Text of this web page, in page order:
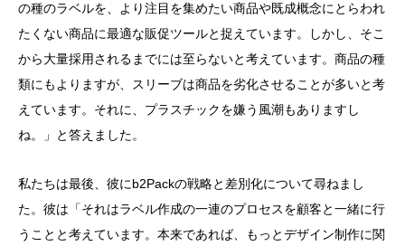
の種のラベルを、より注目を集めたい商品や既成概念にとらわれ
たくない商品に最適な販促ツールと捉えています。しかし、そこ
から大量採用されるまでには至らないと考えています。商品の種
類にもよりますが、スリーブは商品を劣化させることが多いと考
えています。それに、プラスチックを嫌う風潮もありますし
ね。」と答えました。
私たちは最後、彼にb2Packの戦略と差別化について尋ねまし
た。彼は「それはラベル作成の一連のプロセスを顧客と一緒に行
うことと考えています。本来であれば、もっとデザイン制作に関